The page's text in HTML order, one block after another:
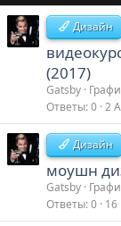
Дизайн
(2017)
Gatsby
Ответы 0 2
Дизайн
моушн
Gatsby
Ответы 0 16